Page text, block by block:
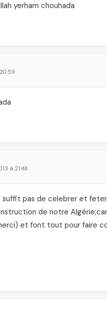
yerham chouhada
à 21:48
suffit pas de celebrer et
de notre
et font tout pour faire